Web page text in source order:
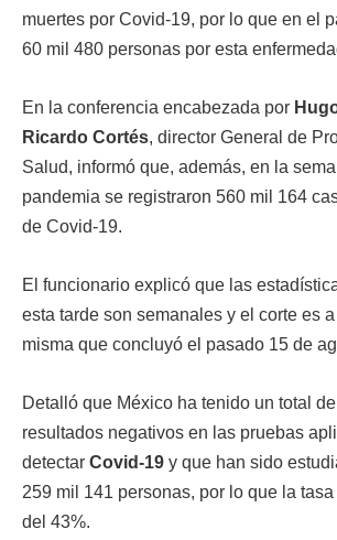
muertes por Covid-19, por lo que en el
60 mil 480 personas por esta
En la conferencia encabezada por
Ricardo Cortés, director General de
Salud, informó que, además, en la
pandemia se registraron 560 mil 164
de Covid-19.
El funcionario explicó que las
esta tarde son semanales y el corte es
misma que concluyó el pasado 15 de
Detalló que México ha tenido un total
resultados negativos en las pruebas
detectar Covid-19 y que han sido
259 mil 141 personas, por lo que la
del 43%.